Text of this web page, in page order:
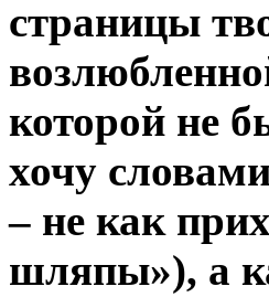
страницы
которой не
хочу
– не как
шляпы»), а